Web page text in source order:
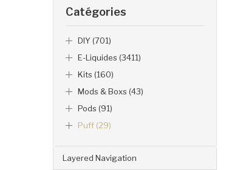
Layered Navigation
Catégories
DIY (701)
E-Liquides (3411)
Kits (160)
Mods & Boxs (43)
Pods (91)
Puff (29)